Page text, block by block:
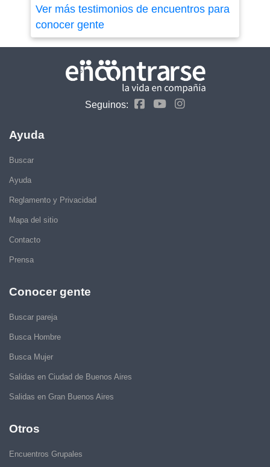
Ver más testimonios de encuentros para
conocer gente
Seguinos:
Ayuda
Buscar
Ayuda
Reglamento y Privacidad
Mapa del sitio
Contacto
Prensa
Conocer gente
Buscar pareja
Busca Hombre
Busca Mujer
Salidas en Ciudad de Buenos Aires
Salidas en Gran Buenos Aires
Otros
Encuentros Grupales